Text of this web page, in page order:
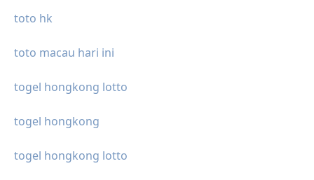
toto hk
toto macau hari ini
togel hongkong lotto
togel hongkong
togel hongkong lotto